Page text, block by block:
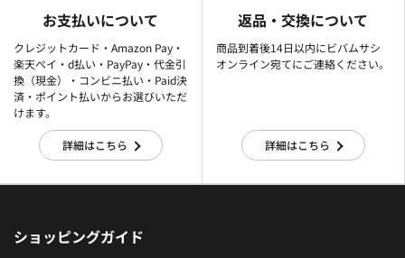
お支払いについて
クレジットカード・Amazon Pay・
楽天ぺイ・d払い・PayPay・代金引
換（現金）・コンビニ払い・Paid決
済・ポイント払いからお選びいただ
けます。
詳細はこちら
返品・交換について
商品到着後14日以内にビバムサシ
オンライン宛てにご連絡ください。
詳細はこちら
ショッピングガイド